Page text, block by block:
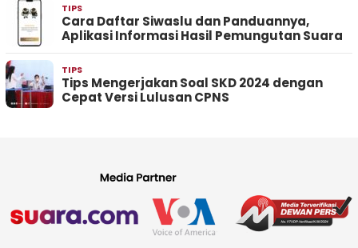
TIPS
Cara Daftar Siwaslu dan Panduannya,
Aplikasi Informasi Hasil Pemungutan Suara
TIPS
Tips Mengerjakan Soal SKD 2024 dengan
Cepat Versi Lulusan CPNS